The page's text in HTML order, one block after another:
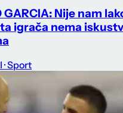
GARCIA: Nije nam
igrača nema
· Sport